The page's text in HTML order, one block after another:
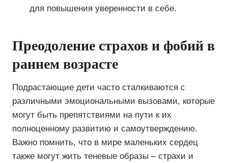
для повышения уверенности в себе.
Преодоление страхов и фобий в
раннем возрасте
Подрастающие дети часто сталкиваются с
различными эмоциональными вызовами, которые
могут быть препятствиями на пути к их
полноценному развитию и самоутверждению.
Важно помнить, что в мире маленьких сердец
также могут жить теневые образы – страхи и